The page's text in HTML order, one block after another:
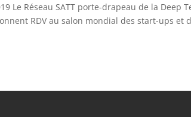
Le Réseau SATT porte-drapeau de la Deep
RDV au salon mondial des start-ups et